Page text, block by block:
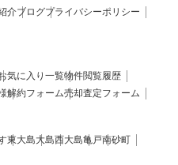
介ブログプライバシーポリシー
気に入り一覧物件閲覧履歴
解約フォーム売却査定フォーム
東大島大島西大島亀戸南砂町